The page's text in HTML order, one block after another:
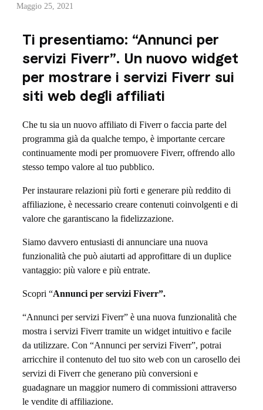
p
r
e
e
n
a
m
o
“
A
n
n
u
Maggio 25, 2021
Ti presentiamo: “Annunci per
servizi Fiverr”. Un nuovo widget
per mostrare i servizi Fiverr sui
siti web degli affiliati
Che tu sia un nuovo affiliato di Fiverr o faccia parte del
programma già da qualche tempo, è importante cercare
continuamente modi per promuovere Fiverr, offrendo allo
stesso tempo valore al tuo pubblico.
Per instaurare relazioni più forti e generare più reddito di
affiliazione, è necessario creare contenuti coinvolgenti e di
valore che garantiscano la fidelizzazione.
Siamo davvero entusiasti di annunciare una nuova
funzionalità che può aiutarti ad approfittare di un duplice
vantaggio: più valore e più entrate.
Scopri “Annunci per servizi Fiverr”.
“Annunci per servizi Fiverr” è una nuova funzionalità che
mostra i servizi Fiverr tramite un widget intuitivo e facile
da utilizzare. Con “Annunci per servizi Fiverr”, potrai
arricchire il contenuto del tuo sito web con un carosello dei
servizi di Fiverr che generano più conversioni e
guadagnare un maggior numero di commissioni attraverso
le vendite di affiliazione.